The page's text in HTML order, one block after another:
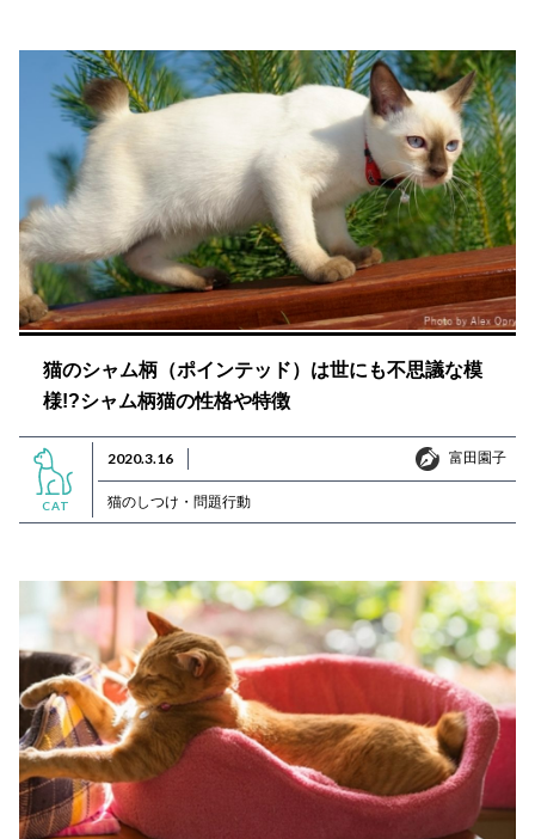
猫のシャム柄（ポインテッド）は世にも不思議な模
様!?シャム柄猫の性格や特徴
CAT
2020.3.16 富田園子
富田園子
猫のしつけ・問題行動